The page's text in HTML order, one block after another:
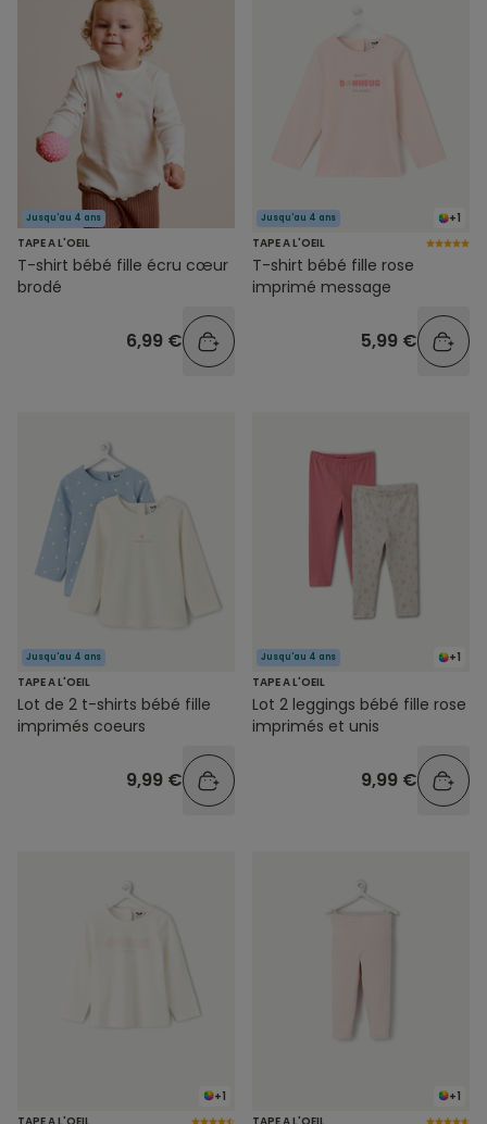
Jusqu'au 4 ans
TAPE A L'OEIL
T-shirt bébé fille écru cœur
brodé
6,99 €
+1
Jusqu'au 4 ans
TAPE A L'OEIL
T-shirt bébé fille rose
imprimé message
5,99 €
Jusqu'au 4 ans
TAPE A L'OEIL
Lot de 2 t-shirts bébé fille
imprimés coeurs
9,99 €
+1
Jusqu'au 4 ans
TAPE A L'OEIL
Lot 2 leggings bébé fille rose
imprimés et unis
9,99 €
+1
+1